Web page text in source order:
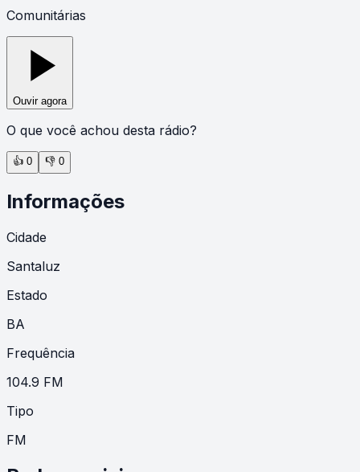
Comunitárias
Ouvir agora
O que você achou desta rádio?
👍 0 👎 0
Informações
Cidade
Santaluz
Estado
BA
Frequência
104.9 FM
Tipo
FM